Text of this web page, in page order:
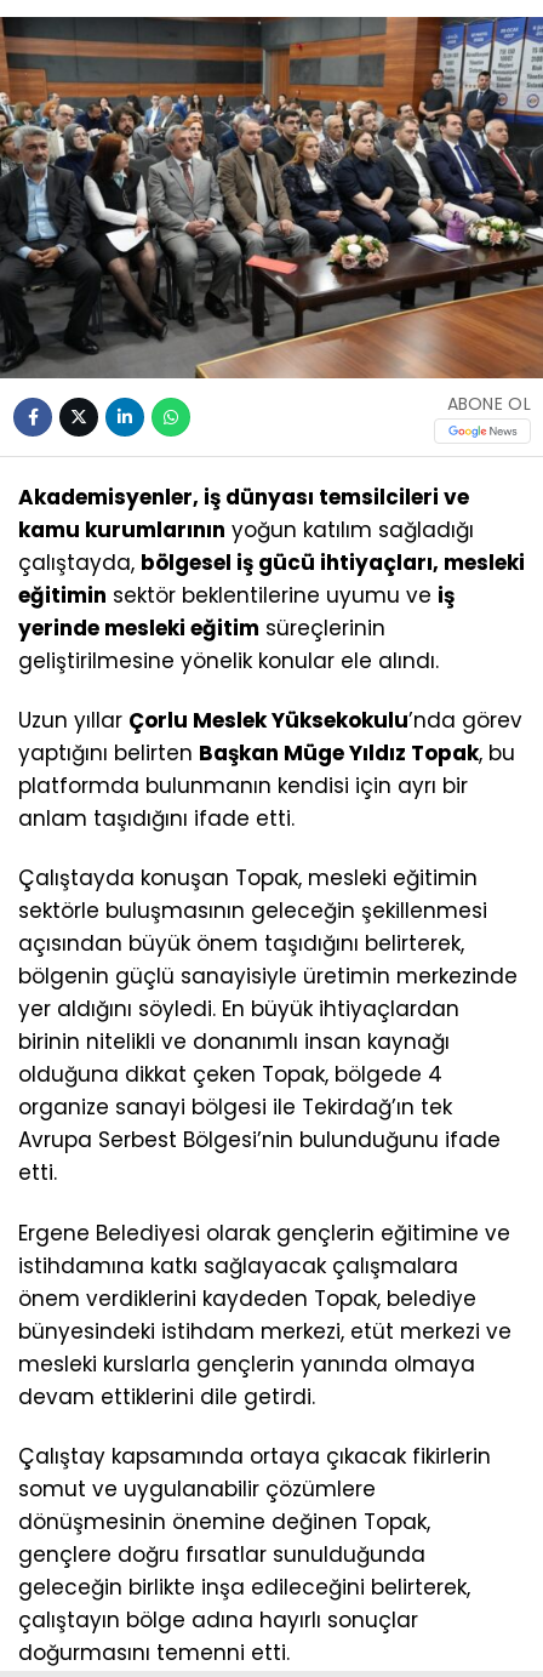
ABONE OL
Akademisyenler, iş dünyası temsilcileri ve
kamu kurumlarının yoğun katılım sağladığı
çalıştayda, bölgesel iş gücü ihtiyaçları, mesleki
eğitimin sektör beklentilerine uyumu ve iş
yerinde mesleki eğitim süreçlerinin
geliştirilmesine yönelik konular ele alındı.
Uzun yıllar Çorlu Meslek Yüksekokulu’nda görev
yaptığını belirten Başkan Müge Yıldız Topak, bu
platformda bulunmanın kendisi için ayrı bir
anlam taşıdığını ifade etti.
Çalıştayda konuşan Topak, mesleki eğitimin
sektörle buluşmasının geleceğin şekillenmesi
açısından büyük önem taşıdığını belirterek,
bölgenin güçlü sanayisiyle üretimin merkezinde
yer aldığını söyledi. En büyük ihtiyaçlardan
birinin nitelikli ve donanımlı insan kaynağı
olduğuna dikkat çeken Topak, bölgede 4
organize sanayi bölgesi ile Tekirdağ’ın tek
Avrupa Serbest Bölgesi’nin bulunduğunu ifade
etti.
Ergene Belediyesi olarak gençlerin eğitimine ve
istihdamına katkı sağlayacak çalışmalara
önem verdiklerini kaydeden Topak, belediye
bünyesindeki istihdam merkezi, etüt merkezi ve
mesleki kurslarla gençlerin yanında olmaya
devam ettiklerini dile getirdi.
Çalıştay kapsamında ortaya çıkacak fikirlerin
somut ve uygulanabilir çözümlere
dönüşmesinin önemine değinen Topak,
gençlere doğru fırsatlar sunulduğunda
geleceğin birlikte inşa edileceğini belirterek,
çalıştayın bölge adına hayırlı sonuçlar
doğurmasını temenni etti.